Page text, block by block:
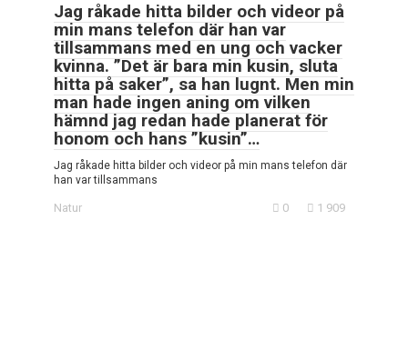
Jag råkade hitta bilder och videor på
min mans telefon där han var
tillsammans med en ung och vacker
kvinna. ”Det är bara min kusin, sluta
hitta på saker”, sa han lugnt. Men min
man hade ingen aning om vilken
hämnd jag redan hade planerat för
honom och hans ”kusin”…
Jag råkade hitta bilder och videor på min mans telefon där
han var tillsammans
Natur 0 1 909